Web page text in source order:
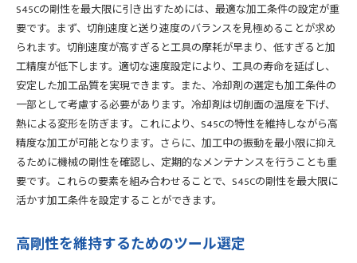
S45Cの剛性を最大限に引き出すためには、最適な加工条件の設定が重
要です。まず、切削速度と送り速度のバランスを見極めることが求め
られます。切削速度が高すぎると工具の摩耗が早まり、低すぎると加
工精度が低下します。適切な速度設定により、工具の寿命を延ばし、
安定した加工品質を実現できます。また、冷却剤の選定も加工条件の
一部として考慮する必要があります。冷却剤は切削面の温度を下げ、
熱による変形を防ぎます。これにより、S45Cの特性を維持しながら高
精度な加工が可能となります。さらに、加工中の振動を最小限に抑え
るために機械の剛性を確認し、定期的なメンテナンスを行うことも重
要です。これらの要素を組み合わせることで、S45Cの剛性を最大限に
活かす加工条件を設定することができます。
高剛性を維持するためのツール選定